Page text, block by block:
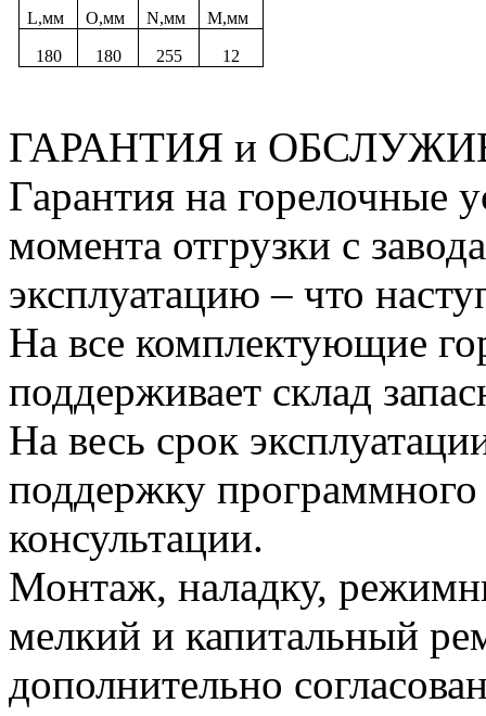
L,мм O,мм N,мм M,мм
180 180 255 12
ГАРАНТИЯ и
Гарантия на горелочные
момента отгрузки с
эксплуатацию – что
На все комплектующие
поддерживает склад
На весь срок
поддержку программного
консультации.
Монтаж, наладку,
мелкий и капитальный
дополнительно